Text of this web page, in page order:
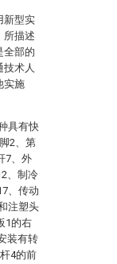
新型实
所描述
全部的
技术人
实施
具有快
2、第
7、外
、制冷
、传动
注塑头
1的右
装有转
4的前